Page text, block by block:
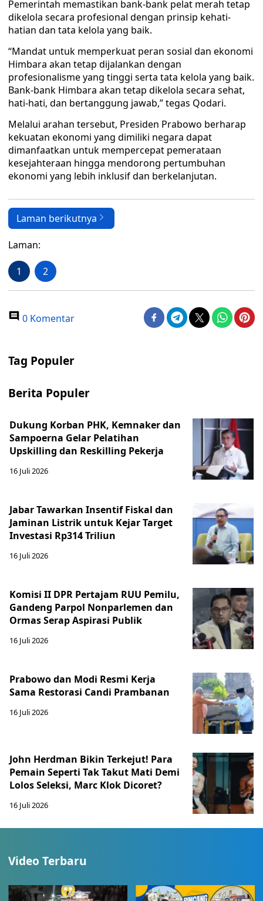
Pemerintah memastikan bank-bank pelat merah tetap
dikelola secara profesional dengan prinsip kehati-
hatian dan tata kelola yang baik.
“Mandat untuk memperkuat peran sosial dan ekonomi
Himbara akan tetap dijalankan dengan
profesionalisme yang tinggi serta tata kelola yang baik.
Bank-bank Himbara akan tetap dikelola secara sehat,
hati-hati, dan bertanggung jawab,” tegas Qodari.
Melalui arahan tersebut, Presiden Prabowo berharap
kekuatan ekonomi yang dimiliki negara dapat
dimanfaatkan untuk mempercepat pemerataan
kesejahteraan hingga mendorong pertumbuhan
ekonomi yang lebih inklusif dan berkelanjutan.
Laman berikutnya
Laman:
1 2
0 Komentar
Tag Populer
Berita Populer
Dukung Korban PHK, Kemnaker dan
Sampoerna Gelar Pelatihan
Upskilling dan Reskilling Pekerja
16 Juli 2026
Jabar Tawarkan Insentif Fiskal dan
Jaminan Listrik untuk Kejar Target
Investasi Rp314 Triliun
16 Juli 2026
Komisi II DPR Pertajam RUU Pemilu,
Gandeng Parpol Nonparlemen dan
Ormas Serap Aspirasi Publik
16 Juli 2026
Prabowo dan Modi Resmi Kerja
Sama Restorasi Candi Prambanan
16 Juli 2026
John Herdman Bikin Terkejut! Para
Pemain Seperti Tak Takut Mati Demi
Lolos Seleksi, Marc Klok Dicoret?
16 Juli 2026
Video Terbaru